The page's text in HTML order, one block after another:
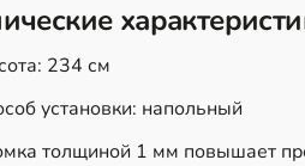
234 см
установки: напольный
толщиной 1 мм повышает